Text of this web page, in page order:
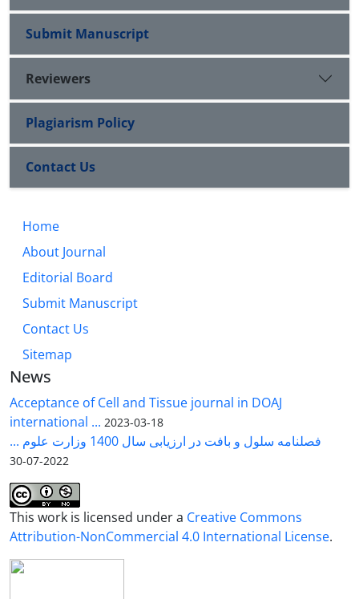
Submit Manuscript
Reviewers
Plagiarism Policy
Contact Us
Home
About Journal
Editorial Board
Submit Manuscript
Contact Us
Sitemap
News
Acceptance of Cell and Tissue journal in DOAJ
international ... 2023-03-18
فصلنامه سلول و بافت در ارزیابی سال 1400 وزارت علوم ...
2022-07-30
This work is licensed under a Creative Commons
Attribution-NonCommercial 4.0 International License.